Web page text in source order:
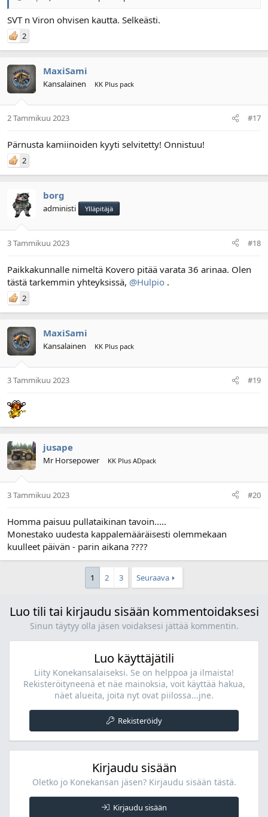
SVT n Viron ohvisen kautta. Selkeästi.
2
MaxiSami
Kansalainen KK Plus pack
2 Tammikuu 2023 #17
Pärnusta kamiinoiden kyyti selvitetty! Onnistuu!
2
borg
administi Ylläpitäjä
3 Tammikuu 2023 #18
Paikkakunnalle nimeltä Kovero pitää varata 36 arinaa. Olen
tästä tarkemmin yhteyksissä, @Hulpio .
2
MaxiSami
Kansalainen KK Plus pack
3 Tammikuu 2023 #19
jusape
Mr Horsepower KK Plus ADpack
3 Tammikuu 2023 #20
Homma paisuu pullataikinan tavoin.....
Monestako uudesta kappalemääräisesti olemmekaan
kuulleet päivän - parin aikana ????
1 2 3 Seuraava
Luo tili tai kirjaudu sisään kommentoidaksesi
Sinun täytyy olla jäsen voidaksesi jättää kommentin.
Luo käyttäjätili
Liity Konekansalaiseksi. Se on helppoa ja ilmaista!
Rekisteröityneenä et näe mainoksia, voit käyttää hakua,
näet alueita, joita nyt ovat piilossa...jne.
Rekisteröidy
Kirjaudu sisään
Oletko jo Konekansan jäsen? Kirjaudu sisään tästä.
Kirjaudu sisään